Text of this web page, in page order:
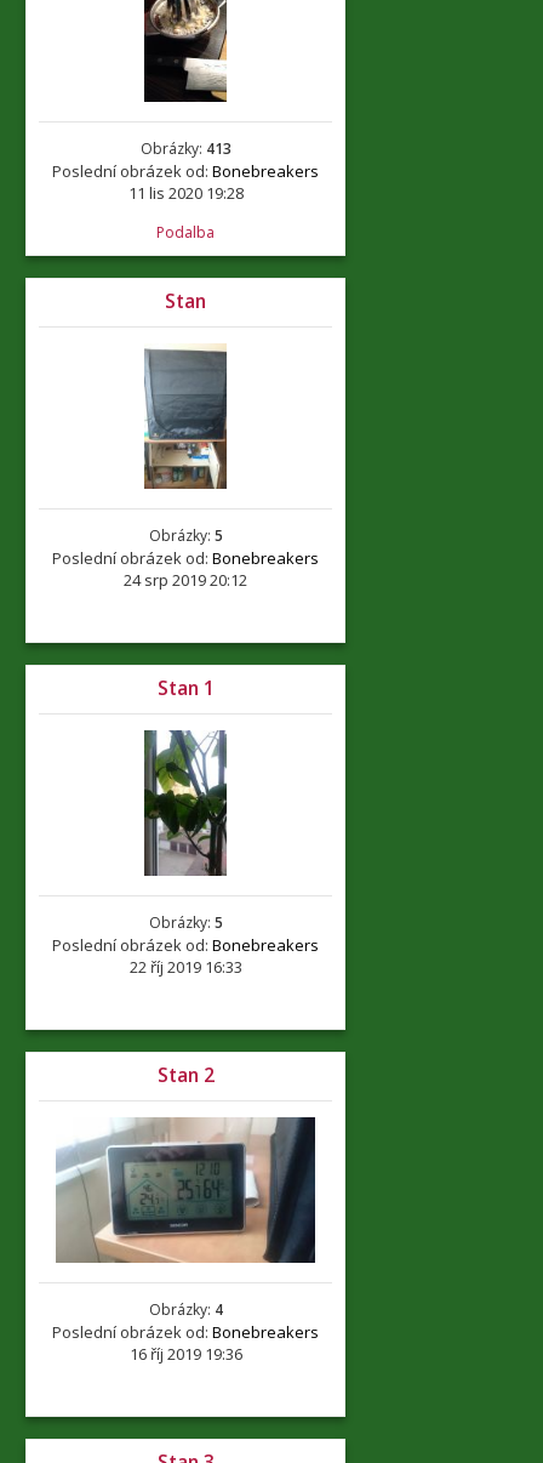
Obrázky: 413
Poslední obrázek od: Bonebreakers
11 lis 2020 19:28
Podalba
Stan
Obrázky: 5
Poslední obrázek od: Bonebreakers
24 srp 2019 20:12
Stan 1
Obrázky: 5
Poslední obrázek od: Bonebreakers
22 říj 2019 16:33
Stan 2
Obrázky: 4
Poslední obrázek od: Bonebreakers
16 říj 2019 19:36